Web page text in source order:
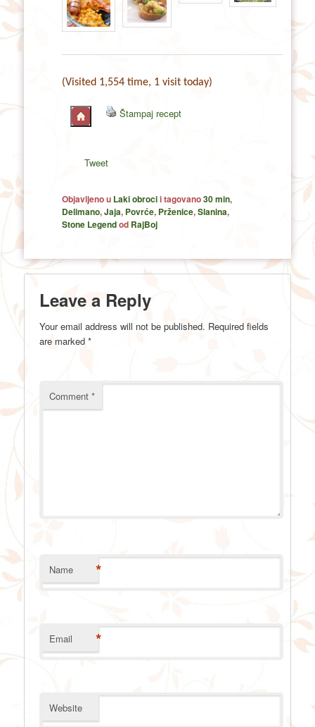
(Visited 1,554 time, 1 visit today)
Štampaj recept
Tweet
Objavljeno u Laki obrocii tagovano30 min,
Delimano,Jaja, Povrće, Prženice,Slanina,
Stone Legendod RajBoj
Leave a Reply
Your email address will not be published. Required fields
are marked*
Comment*
Name *
Email *
Website